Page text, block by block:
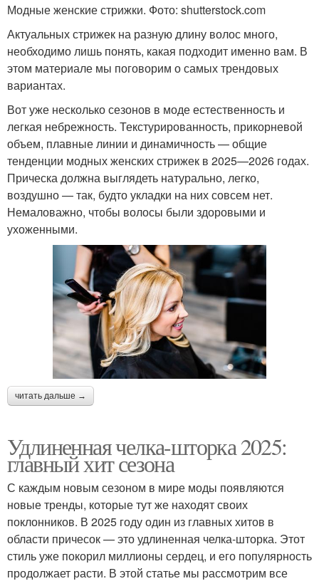
Модная стрижка Стрижки для кудрявыех
Стрижка по типу
Длинные стрижки
Стрижки для кудрявых
волос
Мужские стрижки
волос
Короткая стрижка Стрижка с фейдом
Стрижка со слоями
Стрижки для
непослушных волос
Стрижки для пушистых
волос
Креативные стрижки
Модные женские стрижки. Фото: shutterstock.com
Актуальных стрижек на разную длину волос много,
необходимо лишь понять, какая подходит именно вам. В
этом материале мы поговорим о самых трендовых
вариантах.
Вот уже несколько сезонов в моде естественность и
легкая небрежность. Текстурированность, прикорневой
объем, плавные линии и динамичность — общие
тенденции модных женских стрижек в 2025—2026 годах.
Прическа должна выглядеть натурально, легко,
воздушно — так, будто укладки на них совсем нет.
Немаловажно, чтобы волосы были здоровыми и
ухоженными.
читать дальше →
Удлиненная челка-шторка 2025:
главный хит сезона
С каждым новым сезоном в мире моды появляются
новые тренды, которые тут же находят своих
поклонников. В 2025 году один из главных хитов в
области причесок — это удлиненная челка-шторка. Этот
стиль уже покорил миллионы сердец, и его популярность
продолжает расти. В этой статье мы рассмотрим все